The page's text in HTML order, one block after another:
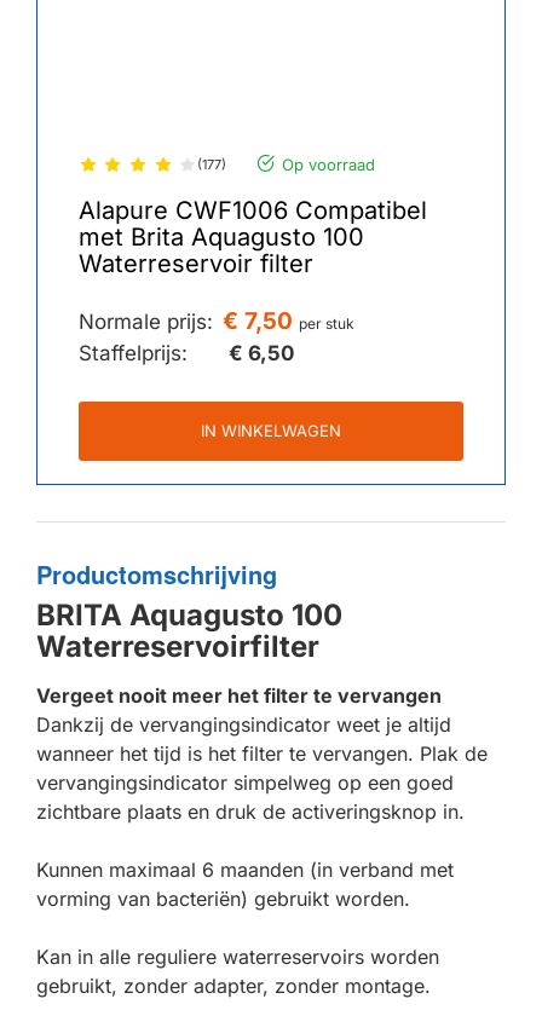
(177) Op voorraad
Alapure CWF1006 Compatibel
met Brita Aquagusto 100
Waterreservoir filter
Normale prijs: € 7,50 per stuk
Staffelprijs: € 6,50
IN WINKELWAGEN
Productomschrijving
BRITA Aquagusto 100
Waterreservoirfilter
Vergeet nooit meer het filter te vervangen
Dankzij de vervangingsindicator weet je altijd
wanneer het tijd is het filter te vervangen. Plak de
vervangingsindicator simpelweg op een goed
zichtbare plaats en druk de activeringsknop in.
Kunnen maximaal 6 maanden (in verband met
vorming van bacteriën) gebruikt worden.
Kan in alle reguliere waterreservoirs worden
gebruikt, zonder adapter, zonder montage.